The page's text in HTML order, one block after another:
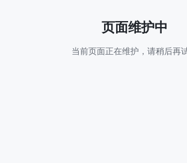
页面维护中
当前页面正在维护，请稍后再试